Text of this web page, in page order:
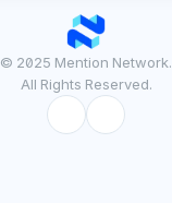
© 2025 Mention Network.
All Rights Reserved.